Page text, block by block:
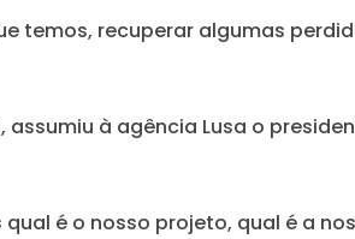
temos, recuperar algumas
à agência Lusa o
é o nosso projeto, qual é a